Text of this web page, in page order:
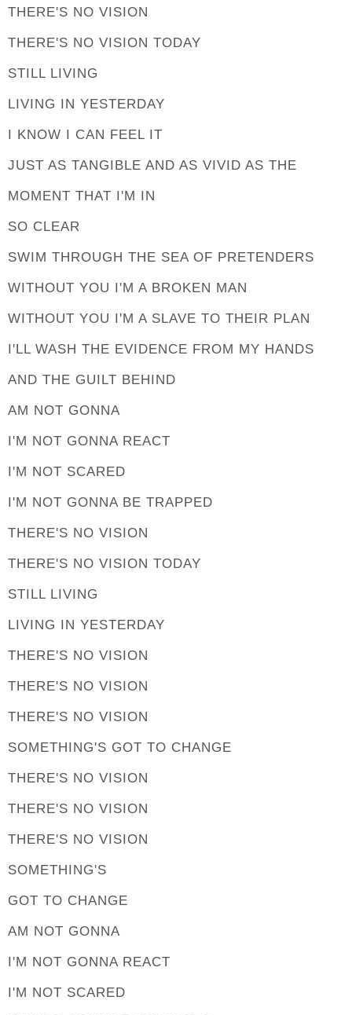
THERE'S NO VISION
THERE'S NO VISION TODAY
STILL LIVING
LIVING IN YESTERDAY
I KNOW I CAN FEEL IT
JUST AS TANGIBLE AND AS VIVID AS THE
MOMENT THAT I'M IN
SO CLEAR
SWIM THROUGH THE SEA OF PRETENDERS
WITHOUT YOU I'M A BROKEN MAN
WITHOUT YOU I'M A SLAVE TO THEIR PLAN
I'LL WASH THE EVIDENCE FROM MY HANDS
AND THE GUILT BEHIND
AM NOT GONNA
I'M NOT GONNA REACT
I'M NOT SCARED
I'M NOT GONNA BE TRAPPED
THERE'S NO VISION
THERE'S NO VISION TODAY
STILL LIVING
LIVING IN YESTERDAY
THERE'S NO VISION
THERE'S NO VISION
THERE'S NO VISION
SOMETHING'S GOT TO CHANGE
THERE'S NO VISION
THERE'S NO VISION
THERE'S NO VISION
SOMETHING'S
GOT TO CHANGE
AM NOT GONNA
I'M NOT GONNA REACT
I'M NOT SCARED